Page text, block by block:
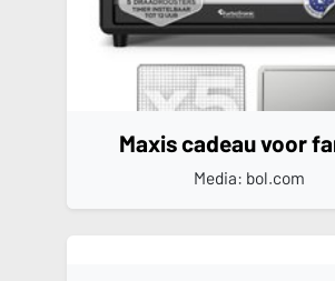
Maxis cadeau voor
Media: bol.com